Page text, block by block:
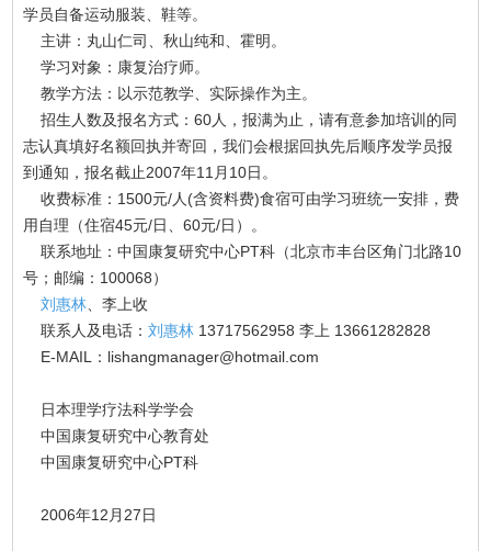
学员自备运动服装、鞋等。
主讲：丸山仁司、秋山纯和、霍明。
学习对象：康复治疗师。
教学方法：以示范教学、实际操作为主。
招生人数及报名方式：60人，报满为止，请有意参加培训的同
志认真填好名额回执并寄回，我们会根据回执先后顺序发学员报
到通知，报名截止2007年11月10日。
收费标准：1500元/人(含资料费)食宿可由学习班统一安排，费
用自理（住宿45元/日、60元/日）。
联系地址：中国康复研究中心PT科（北京市丰台区角门北路10
号；邮编：100068）
刘惠林 、李上收
联系人及电话：刘惠林 13717562958 李上 13661282828
E-MAIL：lishangmanager@hotmail.com
日本理学疗法科学学会
中国康复研究中心教育处
中国康复研究中心PT科
2006年12月27日